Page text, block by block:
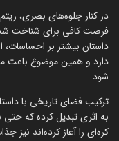
در کنار جلوه‌های بصری،
فرصت کافی برای شناخت
داستان بیشتر بر
دارد و همین موضوع باعث
شود.
ترکیب فضای تاریخی با
به اثری تبدیل کرده که
کره‌ای را آغاز کرده‌اند نیز